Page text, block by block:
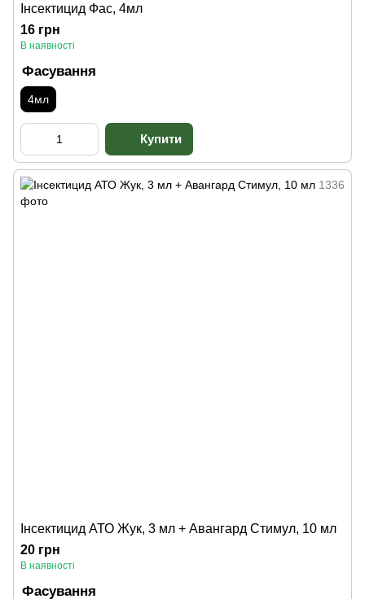
Інсектицид Фас, 4мл
16 грн
В наявності
Фасування
4мл
Інсектицид АТО Жук, 3 мл + Авангард Стимул, 10 мл
20 грн
В наявності
Фасування